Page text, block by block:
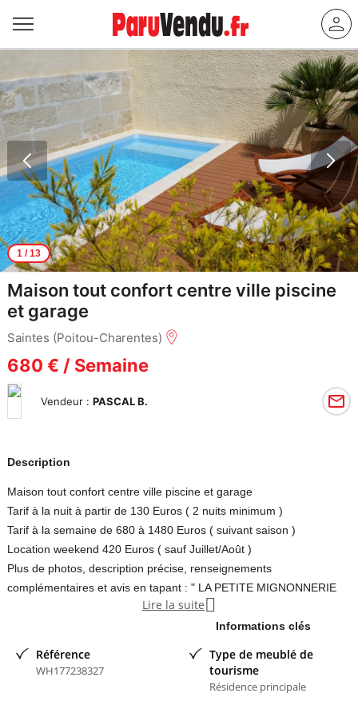
1/ 13
Maison tout confort centre ville piscine
et garage
Saintes (Poitou-Charentes)
680 € / Semaine
Vendeur : PASCAL B.
Description
Maison tout confort centre ville piscine et garage
Tarif à la nuit à partir de 130 Euros ( 2 nuits minimum )
Tarif à la semaine de 680 à 1480 Euros ( suivant saison )
Location weekend 420 Euros ( sauf Juillet/Août )
Plus de photos, description précise, renseignements
complémentaires et avis en tapant : " LA PETITE MIGNONNERIE
SAINTES " sur internet. Vous pouvez aussi nous joindre par
Contacter l'annonceur
- membre depuis 3 mois
Lire la suite 
Informations clés
Référence
WH177238327
Type de meublé de
tourisme
Résidence principale